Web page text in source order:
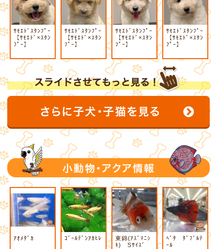
ｻﾓｴﾄﾞｽﾀﾝﾌﾟｰ
【ｻﾓｴﾄﾞ×ｽﾀﾝ
ﾌﾟｰ】
ｻﾓｴﾄﾞｽﾀﾝﾌﾟｰ
【ｻﾓｴﾄﾞ×ｽﾀﾝ
ﾌﾟｰ】
ｻﾓｴﾄﾞｽﾀﾝﾌﾟｰ
【ｻﾓｴﾄﾞ×ｽﾀﾝ
ﾌﾟｰ】
ｻﾓｴﾄﾞｽﾀﾝﾌﾟｰ
【ｻﾓｴﾄﾞ×ｽﾀﾝ
ﾌﾟｰ】
ｱｵﾒﾀﾞｶ ｺﾞｰﾙﾃﾞﾝｱｶﾋﾚ
東錦(ｱｽﾞﾏﾆｼ
ｷ) Sｻｲｽﾞ
ﾍﾞﾀ ﾀﾞﾌﾞﾙﾃ
ｰﾙ